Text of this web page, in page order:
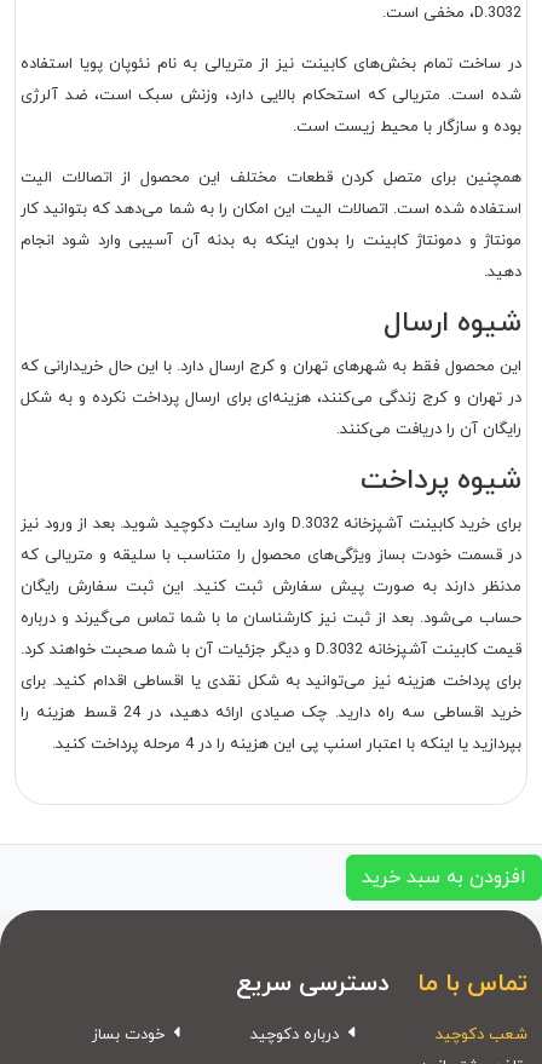
D.3032، مخفی است.
در ساخت تمام بخش‌های کابینت نیز از متریالی به نام نئوپان پویا استفاده
شده است. متریالی که استحکام بالایی دارد، وزنش سبک است، ضد آلرژی
بوده و سازگار با محیط زیست است.
همچنین برای متصل کردن قطعات مختلف این محصول از اتصالات الیت
استفاده شده است. اتصالات الیت این امکان را به شما می‌دهد که بتوانید کار
مونتاژ و دمونتاژ کابینت را بدون اینکه به بدنه آن آسیبی وارد شود انجام
دهید.
شیوه ارسال
این محصول فقط به شهرهای تهران و کرج ارسال دارد. با این حال خریدارانی که
در تهران و کرج زندگی می‌کنند، هزینه‌ای برای ارسال پرداخت نکرده و به شکل
رایگان آن را دریافت می‌کنند.
شیوه پرداخت
برای خریدکابینت آشپزخانه D.3032
وارد سایت دکوچید شوید. بعد از ورود نیز
در قسمت خودت بساز ویژگی‌های محصول را متناسب با سلیقه و متریالی که
مدنظر دارند به صورت پیش سفارش ثبت کنید. این ثبت سفارش رایگان
حساب می‌شود. بعد از ثبت نیز کارشناسان ما با شما تماس می‌گیرند و درباره
قیمتکابینت آشپزخانه D.3032
و دیگر جزئیات آن با شما صحبت خواهند کرد.
برای پرداخت هزینه نیز می‌توانید به شکل نقدی یا اقساطی اقدام کنید. برای
خرید اقساطی سه راه دارید. چک صیادی ارائه دهید، در 24 قسط هزینه را
بپردازید یا اینکه با اعتبار اسنپ پی این هزینه را در 4 مرحله پرداخت کنید.
افزودن به سبد خرید
تماس با ما
شعب دکوچید
دسترسی سریع
درباره دکوچید خودت بساز